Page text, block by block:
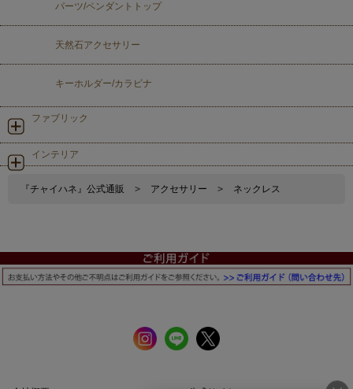
パーツ/ペンダントトップ
天然石アクセサリー
キーホルダー/カラビナ
ファブリック
インテリア
『チャイハネ』公式通販 > アクセサリー > ネックレス